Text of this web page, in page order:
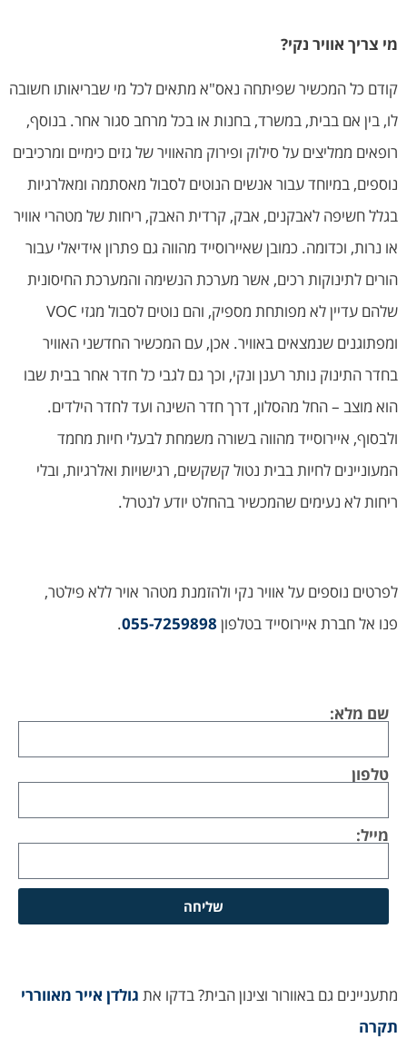
מי צריך אוויר נקי?
קודם כל המכשיר שפיתחה נאס"א מתאים לכל מי שבריאותו חשובה
לו, בין אם בבית, במשרד, בחנות או בכל מרחב סגור אחר. בנוסף,
רופאים ממליצים על סילוק ופירוק מהאוויר של גזים כימיים ומרכיבים
נוספים, במיוחד עבור אנשים הנוטים לסבול מאסתמה ומאלרגיות
בגלל חשיפה לאבקנים, אבק, קרדית האבק, ריחות של מטהרי אוויר
או נרות, וכדומה. כמובן שאיירוסייד מהווה גם פתרון אידיאלי עבור
הורים לתינוקות רכים, אשר מערכת הנשימה והמערכת החיסונית
שלהם עדיין לא מפותחת מספיק, והם נוטים לסבול מגזי VOC
ומפתוגנים שנמצאים באוויר. אכן, עם המכשיר החדשני האוויר
בחדר התינוק נותר רענן ונקי, וכך גם לגבי כל חדר אחר בבית שבו
הוא מוצב – החל מהסלון, דרך חדר השינה ועד לחדר הילדים.
ולבסוף, איירוסייד מהווה בשורה משמחת לבעלי חיות מחמד
המעוניינים לחיות בבית נטול קשקשים, רגישויות ואלרגיות, ובלי
ריחות לא נעימים שהמכשיר בהחלט יודע לנטרל.
לפרטים נוספים על אוויר נקי ולהזמנת מטהר אויר ללא פילטר,
פנו אל חברת איירוסייד בטלפון 055-7259898
.
שם מלא:
טלפון
מייל:
שליחה
מתעניינים גם באוורור וצינון הבית? בדקו את גולדן אייר מאווררי
תקרה